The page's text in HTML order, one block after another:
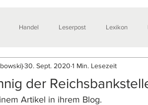
Handel Leserpost Lexikon
der
30. Sept. 2020 1 Min. Lesezeit
Artikel in ihrem Blog.